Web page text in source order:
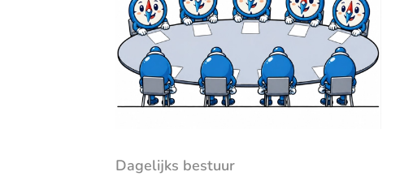
Dagelijks bestuur